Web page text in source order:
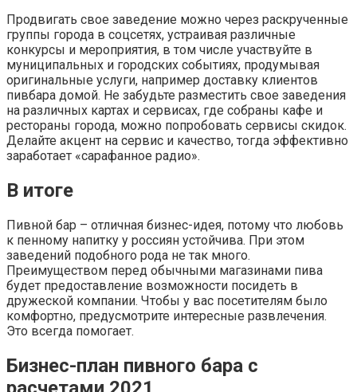
Продвигать свое заведение можно через раскрученные
группы города в соцсетях, устраивая различные
конкурсы и мероприятия, в том числе участвуйте в
муниципальных и городских событиях, продумывая
оригинальные услуги, например доставку клиентов
пивбара домой. Не забудьте разместить свое заведения
на различных картах и сервисах, где собраны кафе и
рестораны города, можно попробовать сервисы скидок.
Делайте акцент на сервис и качество, тогда эффективно
заработает «сарафанное радио».
В итоге
Пивной бар – отличная бизнес-идея, потому что любовь
к пенному напитку у россиян устойчива. При этом
заведений подобного рода не так много.
Преимуществом перед обычными магазинами пива
будет предоставление возможности посидеть в
дружеской компании. Чтобы у вас посетителям было
комфортно, предусмотрите интересные развлечения.
Это всегда помогает.
Бизнес-план пивного бара с